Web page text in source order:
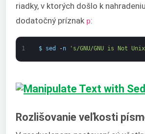
riadky, v ktorých došlo k
dodatočný príznak p:
1 $ sed -n 's/GNU/GNU is Not
Rozlišovanie veľkosti